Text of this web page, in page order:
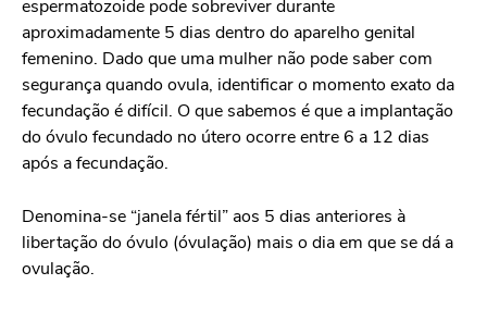
espermatozoide pode sobreviver durante
aproximadamente 5 dias dentro do aparelho genital
femenino. Dado que uma mulher não pode saber com
segurança quando ovula, identificar o momento exato da
fecundação é difícil. O que sabemos é que a implantação
do óvulo fecundado no útero ocorre entre 6 a 12 dias
após a fecundação.
Denomina-se “janela fértil” aos 5 dias anteriores à
libertação do óvulo (óvulação) mais o dia em que se dá a
ovulação.